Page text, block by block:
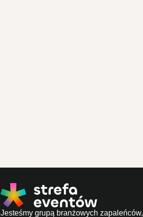
Jesteśmy grupą branżowych zapaleńców,